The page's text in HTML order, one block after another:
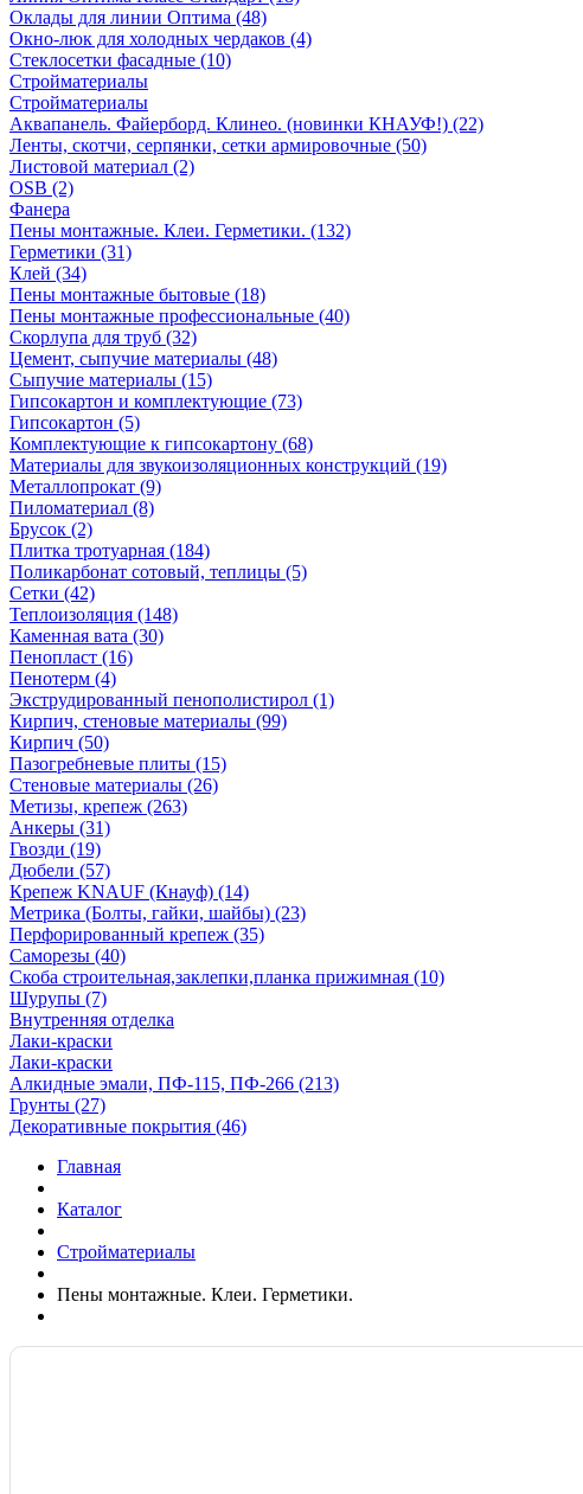
Оклады для линии Оптима (48)
Окно-люк для холодных чердаков (4)
Стеклосетки фасадные (10)
Стройматериалы
Стройматериалы
Аквапанель. Файерборд. Клинео. (новинки КНАУФ!) (22)
Ленты, скотчи, серпянки, сетки армировочные (50)
Листовой материал (2)
OSB (2)
Фанера
Пены монтажные. Клеи. Герметики. (132)
Герметики (31)
Клей (34)
Пены монтажные бытовые (18)
Пены монтажные профессиональные (40)
Скорлупа для труб (32)
Цемент, сыпучие материалы (48)
Сыпучие материалы (15)
Гипсокартон и комплектующие (73)
Гипсокартон (5)
Комплектующие к гипсокартону (68)
Материалы для звукоизоляционных конструкций (19)
Металлопрокат (9)
Пиломатериал (8)
Брусок (2)
Плитка тротуарная (184)
Поликарбонат сотовый, теплицы (5)
Сетки (42)
Теплоизоляция (148)
Каменная вата (30)
Пенопласт (16)
Пенотерм (4)
Экструдированный пенополистирол (1)
Кирпич, стеновые материалы (99)
Кирпич (50)
Пазогребневые плиты (15)
Стеновые материалы (26)
Метизы, крепеж (263)
Анкеры (31)
Гвозди (19)
Дюбели (57)
Крепеж KNAUF (Кнауф) (14)
Метрика (Болты, гайки, шайбы) (23)
Перфорированный крепеж (35)
Саморезы (40)
Скоба строительная,заклепки,планка прижимная (10)
Шурупы (7)
Внутренняя отделка
Лаки-краски
Лаки-краски
Алкидные эмали, ПФ-115, ПФ-266 (213)
Грунты (27)
Декоративные покрытия (46)
Главная
Каталог
Стройматериалы
Пены монтажные. Клеи. Герметики.